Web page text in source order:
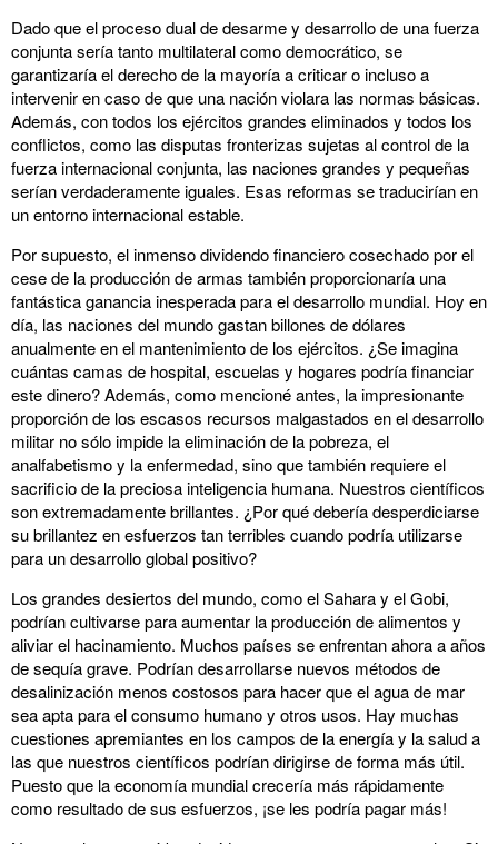
Dado que el proceso dual de desarme y desarrollo de una fuerza
conjunta sería tanto multilateral como democrático, se
garantizaría el derecho de la mayoría a criticar o incluso a
intervenir en caso de que una nación violara las normas básicas.
Además, con todos los ejércitos grandes eliminados y todos los
conflictos, como las disputas fronterizas sujetas al control de la
fuerza internacional conjunta, las naciones grandes y pequeñas
serían verdaderamente iguales. Esas reformas se traducirían en
un entorno internacional estable.
Por supuesto, el inmenso dividendo financiero cosechado por el
cese de la producción de armas también proporcionaría una
fantástica ganancia inesperada para el desarrollo mundial. Hoy en
día, las naciones del mundo gastan billones de dólares
anualmente en el mantenimiento de los ejércitos. ¿Se imagina
cuántas camas de hospital, escuelas y hogares podría financiar
este dinero? Además, como mencioné antes, la impresionante
proporción de los escasos recursos malgastados en el desarrollo
militar no sólo impide la eliminación de la pobreza, el
analfabetismo y la enfermedad, sino que también requiere el
sacrificio de la preciosa inteligencia humana. Nuestros científicos
son extremadamente brillantes. ¿Por qué debería desperdiciarse
su brillantez en esfuerzos tan terribles cuando podría utilizarse
para un desarrollo global positivo?
Los grandes desiertos del mundo, como el Sahara y el Gobi,
podrían cultivarse para aumentar la producción de alimentos y
aliviar el hacinamiento. Muchos países se enfrentan ahora a años
de sequía grave. Podrían desarrollarse nuevos métodos de
desalinización menos costosos para hacer que el agua de mar
sea apta para el consumo humano y otros usos. Hay muchas
cuestiones apremiantes en los campos de la energía y la salud a
las que nuestros científicos podrían dirigirse de forma más útil.
Puesto que la economía mundial crecería más rápidamente
como resultado de sus esfuerzos, ¡se les podría pagar más!